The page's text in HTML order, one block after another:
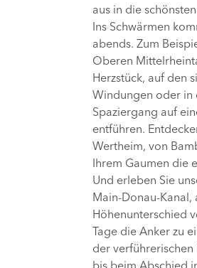
aus in die
Ins Schwärmen
abends. Zum
Oberen
Herzstück, auf den
Windungen oder in
Spaziergang auf
entführen.
Wertheim, von
Ihrem Gaumen die
Und erleben Sie
Main-Donau-Kanal,
Höhenunterschied
Tage die Anker zu
der verführerischen
bis beim Abschied